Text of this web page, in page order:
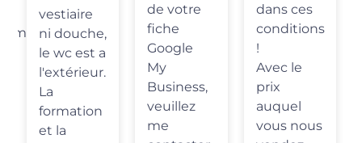
vestiaire
ni douche,
le wc est a
l'extérieur.
La
formation
et la
de votre
fiche
Google
My
Business,
veuillez
me
dans ces
conditions
!
Avec le
prix
auquel
vous nous